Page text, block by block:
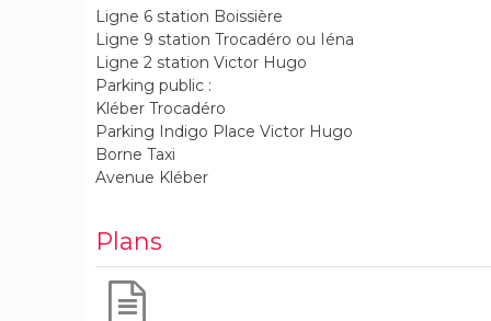
Ligne 6 station Boissière
Ligne 9 station Trocadéro ou Iéna
Ligne 2 station Victor Hugo
Parking public :
Kléber Trocadéro
Parking Indigo Place Victor Hugo
Borne Taxi
Avenue Kléber
Plans